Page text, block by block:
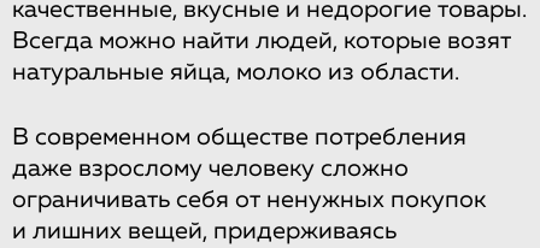
качественные, вкусные и недорогие товары.
Всегда можно найти людей, которые возят
натуральные яйца, молоко из области.
В современном обществе потребления
даже взрослому человеку сложно
ограничивать себя от ненужных покупок
и лишних вещей, придерживаясь